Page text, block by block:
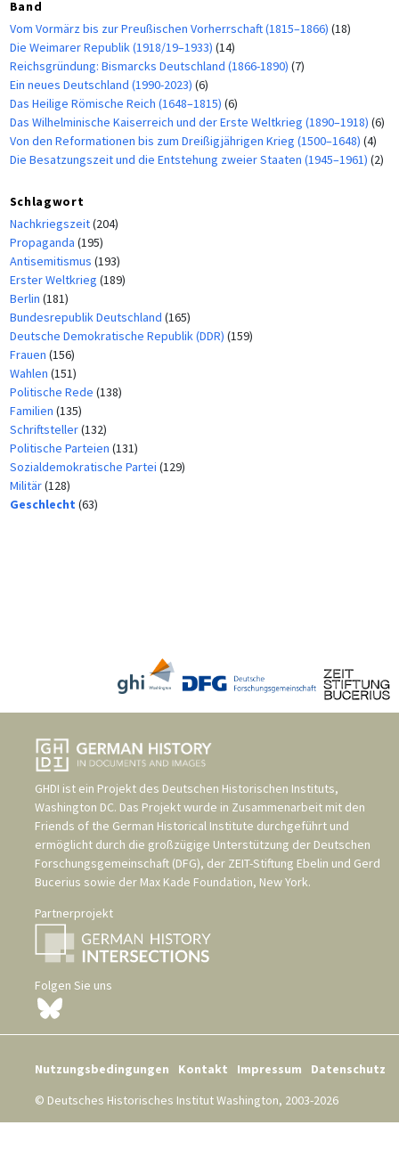
Band
Vom Vormärz bis zur Preußischen Vorherrschaft (1815–1866) (18)
Die Weimarer Republik (1918/19–1933) (14)
Reichsgründung: Bismarcks Deutschland (1866-1890) (7)
Ein neues Deutschland (1990-2023) (6)
Das Heilige Römische Reich (1648–1815) (6)
Das Wilhelminische Kaiserreich und der Erste Weltkrieg (1890–1918) (6)
Von den Reformationen bis zum Dreißigjährigen Krieg (1500–1648) (4)
Die Besatzungszeit und die Entstehung zweier Staaten (1945–1961) (2)
Schlagwort
Nachkriegszeit(204)
Propaganda (195)
Antisemitismus (193)
Erster Weltkrieg (189)
Berlin (181)
Bundesrepublik Deutschland (165)
Deutsche Demokratische Republik (DDR) (159)
Frauen (156)
Wahlen (151)
Politische Rede (138)
Familien (135)
Schriftsteller(132)
Politische Parteien (131)
Sozialdemokratische Partei (129)
Militär(128)
Geschlecht (63)
GHDI ist ein Projekt des Deutschen Historischen Instituts,
Washington DC. Das Projekt wurde in Zusammenarbeit mit den
Friends of the German Historical Institute durchgeführt und
ermöglicht durch die großzügige Unterstützung der Deutschen
Forschungsgemeinschaft (DFG), der ZEIT-Stiftung Ebelin und Gerd
Bucerius sowie der Max Kade Foundation, New York.
Partnerprojekt
Folgen Sie uns
Nutzungsbedingungen Kontakt Impressum
Datenschutz
© Deutsches Historisches Institut Washington, 2003-2026